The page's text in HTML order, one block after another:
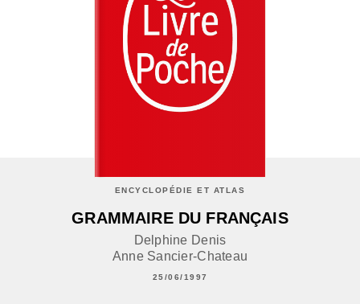
ENCYCLOPÉDIE ET ATLAS
GRAMMAIRE DU FRANÇAIS
Delphine Denis
Anne Sancier-Chateau
25/06/1997